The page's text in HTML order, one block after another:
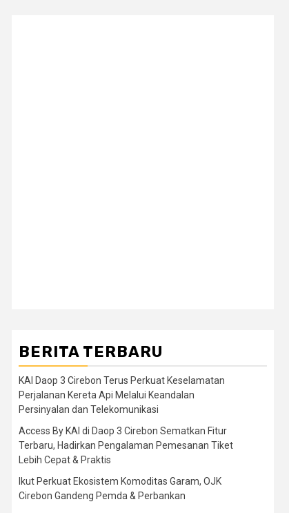
BERITA TERBARU
KAI Daop 3 Cirebon Terus Perkuat Keselamatan
Perjalanan Kereta Api Melalui Keandalan
Persinyalan dan Telekomunikasi
Access By KAI di Daop 3 Cirebon Sematkan Fitur
Terbaru, Hadirkan Pengalaman Pemesanan Tiket
Lebih Cepat & Praktis
Ikut Perkuat Ekosistem Komoditas Garam, OJK
Cirebon Gandeng Pemda & Perbankan